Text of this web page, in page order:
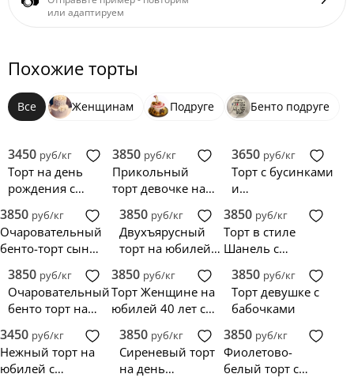
или адаптируем
Похожие торты
Все Женщинам Подруге Бенто подруге
3450 руб/кг
Торт на день
рождения с
надписью
3850 руб/кг
Прикольный
торт девочке на
надписью
3650 руб/кг
Торт с бусинками
и
цветами
3850 руб/кг
Очаровательный
бенто-торт сыну
рождения
3850 руб/кг
Двухъярусный
торт на юбилей
3850 руб/кг
Торт в стиле
Шанель с
девочки
3850 руб/кг
Очаровательный
бенто торт на
женщине
3850 руб/кг
Торт Женщине на
юбилей 40 лет с
розами
3850 руб/кг
Торт девушке с
бабочками
3450 руб/кг
Нежный торт на
юбилей с
3850 руб/кг
Сиреневый торт
на день
3850 руб/кг
Фиолетово-
белый торт с